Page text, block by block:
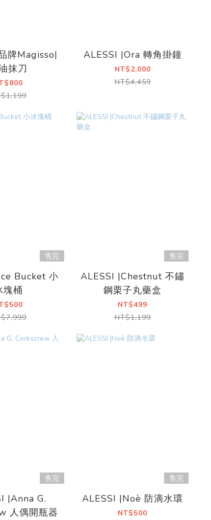
牌Magisso|
抹刀
ALESSI |Ora 轉角掛鐘
NT$2,000
NT$4,459
售完
Bucket 小
塊桶
售完
ALESSI |Chestnut 不鏽
鋼栗子丸藥盒
NT$499
NT$1,199
售完
|Anna G.
人偶開瓶器
售完
ALESSI |Noè 防滴水環
NT$500